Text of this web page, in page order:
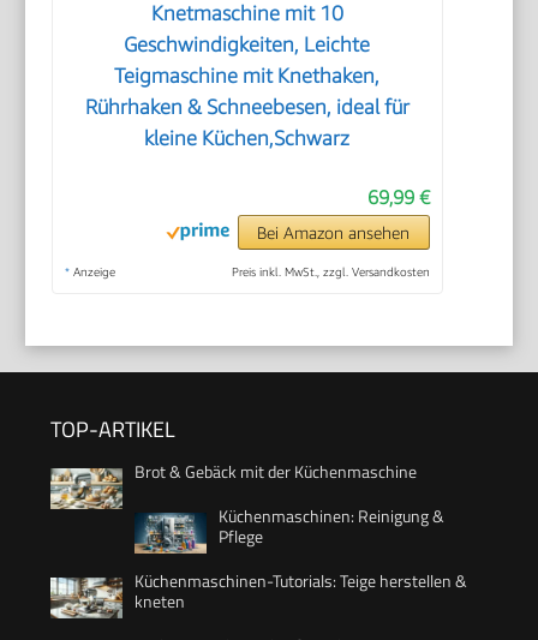
Knetmaschine mit 10
Geschwindigkeiten, Leichte
Teigmaschine mit Knethaken,
Rührhaken & Schneebesen, ideal für
kleine Küchen,Schwarz
69,99 €
Bei Amazon ansehen
* Anzeige Preis inkl. MwSt., zzgl. Versandkosten
TOP-ARTIKEL
Brot & Gebäck mit der Küchenmaschine
Küchenmaschinen: Reinigung &
Pflege
Küchenmaschinen-Tutorials: Teige herstellen &
kneten